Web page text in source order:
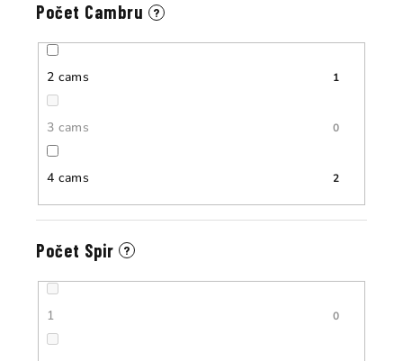
Počet Cambru ?
2 cams 1
3 cams 0
4 cams 2
Počet Spir ?
1 0